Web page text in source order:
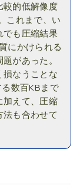
較的低解像度
これまで、い
でも圧縮結果
にかけられる
があった。
なうことな
数百KBまで
加えて、圧縮
も合わせて